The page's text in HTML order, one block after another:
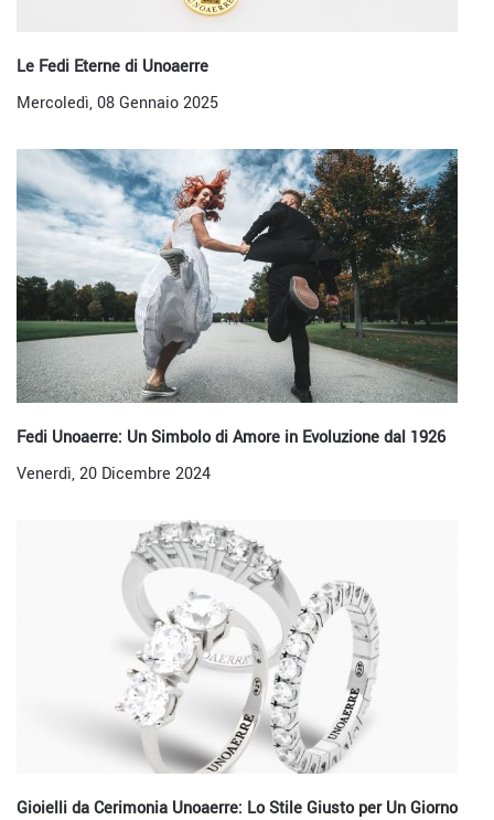
Le Fedi Eterne di Unoaerre
Mercoledì, 08 Gennaio 2025
Fedi Unoaerre: Un Simbolo di Amore in Evoluzione dal 1926
Venerdì, 20 Dicembre 2024
Gioielli da Cerimonia Unoaerre: Lo Stile Giusto per Un Giorno